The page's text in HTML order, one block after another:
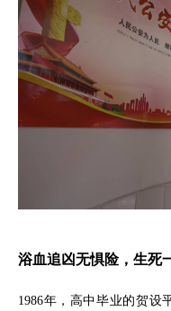
浴血追凶无惧险，生死
1986年，高中毕业的贺设